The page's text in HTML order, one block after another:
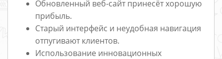
Обновленный веб-сайт принесёт хорошую
прибыль.
Старый интерфейс и неудобная навигация
отпугивают клиентов.
Использование инновационных